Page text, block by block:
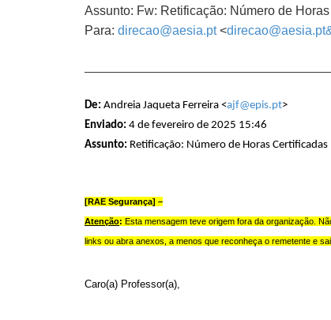
Assunto: Fw: Retificação: Número de
Para: direcao@aesia.pt<
De: Andreia Jaqueta Ferreira <ajf@epis.pt>
Enviado: 4 de fevereiro de 2025 15:46
Assunto: Retificação: Número de Horas
[RAE Segurança] –
Atenção: Esta mensagem teve origem fora da organização.
links ou abra anexos, a menos que reconheça o remetente e
Caro(a) Professor(a),